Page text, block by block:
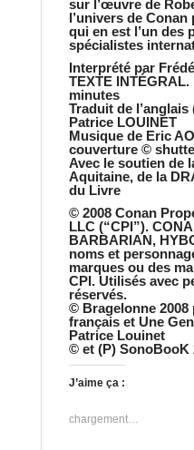
sur l’œuvre de
l’univers de
qui en est l’un des
spécialistes
Interprété par
TEXTE INTÉGRAL.
minutes
Traduit de
Patrice LOUINET
Musique de Eric
couverture ©
Avec le soutien de
Aquitaine, de la
du Livre
© 2008 Conan
LLC (“CPI”).
BARBARIAN,
noms et
marques ou des
CPI. Utilisés avec
réservés.
© Bragelonne
français et Une
Patrice Louinet
© et (P) SonoBooK
J’aime ça :
chargement…